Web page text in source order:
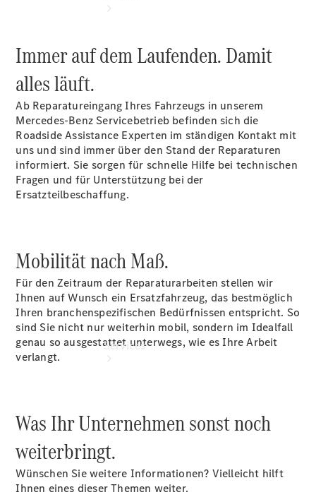
Übersicht
Gebrauchtwagensuche
Junge
Sterne
Digitale
Extras
Wartungsservice
Services
Übersicht
Finanzdienste
Reifen &
Immer auf dem Laufenden. Damit
alles läuft.
Ab Reparatureingang Ihres Fahrzeugs in unserem
Mercedes-Benz Servicebetrieb befinden sich die
Roadside Assistance Experten im ständigen Kontakt mit
uns und sind immer über den Stand der Reparaturen
informiert. Sie sorgen für schnelle Hilfe bei technischen
Fragen und für Unterstützung bei der
Ersatzteilbeschaffung.
Mobilität nach Maß.
Für den Zeitraum der Reparaturarbeiten stellen wir
Ihnen auf Wunsch ein Ersatzfahrzeug, das bestmöglich
Ihren branchenspezifischen Bedürfnissen entspricht. So
sind Sie nicht nur weiterhin mobil, sondern im Idealfall
genau so ausgestattet unterwegs, wie es Ihre Arbeit
verlangt.
Was Ihr Unternehmen sonst noch
weiterbringt.
Wünschen Sie weitere Informationen? Vielleicht hilft
Ihnen eines dieser Themen weiter.